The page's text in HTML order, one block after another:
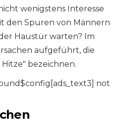
wenigstens Interesse
den Spuren von Männern
Haustür warten? Im
aufgeführt, die
bezeichnen.
not